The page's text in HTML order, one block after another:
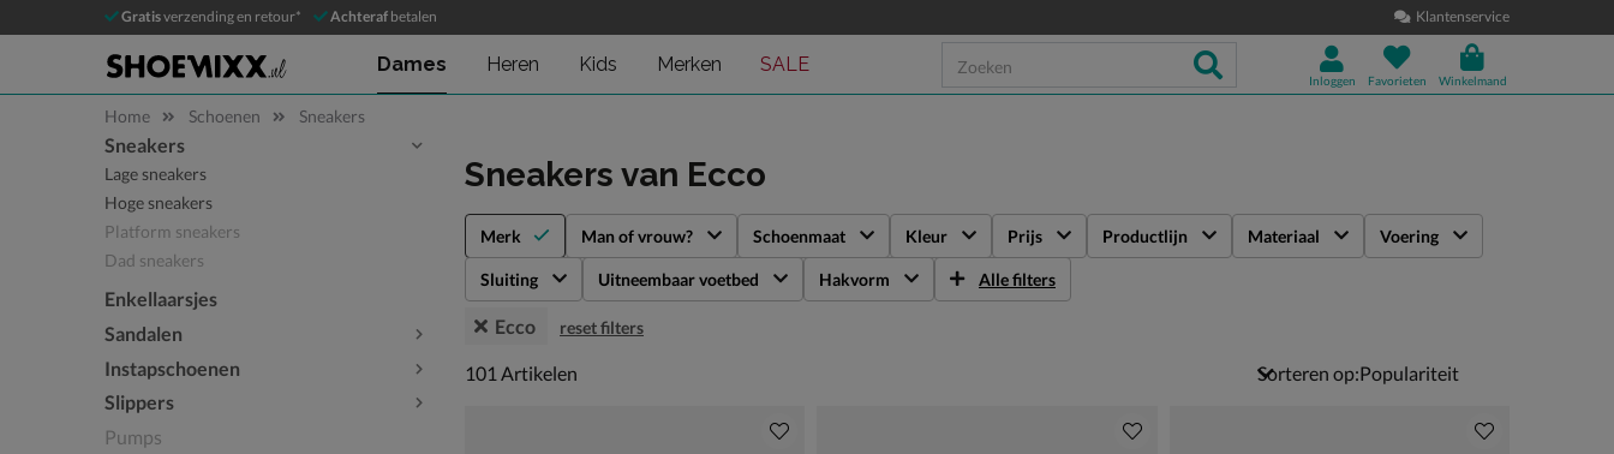
Gratisverzending en retour* Achteraf betalen Klantenservice
Dames Heren Kids Merken SALE
Inloggen Favorieten Winkelmand
Home Schoenen Sneakers
Sla categorieën over
Sneakers
Lage sneakers
Hoge sneakers
Platform sneakers
Dad sneakers
Enkellaarsjes
Sandalen
Instapschoenen
Slippers
Pumps
Sneakers van Ecco
Merk Man of vrouw? Schoenmaat Kleur Prijs Productlijn Materiaal Voering
Sluiting Uitneembaar voetbed Hakvorm Alle filters
Ecco reset filters
101 artikelen
101 Artikelen Sorteren op: